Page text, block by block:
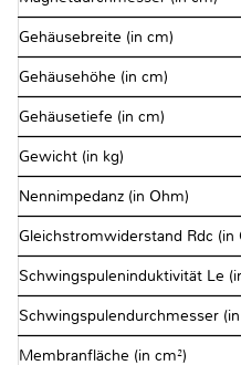
Gehäusebreite (in cm)
Gehäusehöhe (in cm)
Gehäusetiefe (in cm)
Gewicht (in kg)
Nennimpedanz (in Ohm)
Gleichstromwiderstand Rdc (in
Schwingspuleninduktivität Le
Schwingspulendurchmesser
Membranfläche (in cm²)